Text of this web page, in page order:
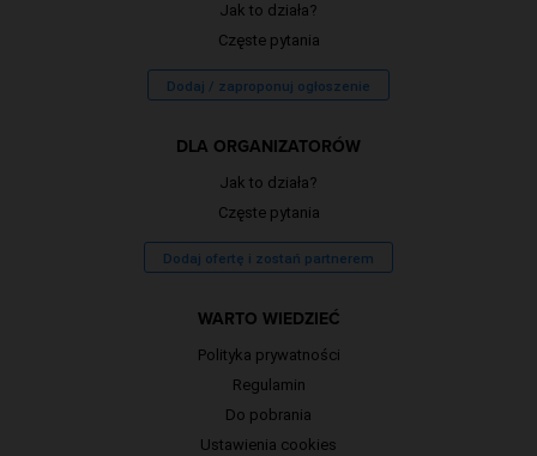
Jak to działa?
Częste pytania
Dodaj / zaproponuj ogłoszenie
DLA ORGANIZATORÓW
Jak to działa?
Częste pytania
Dodaj ofertę i zostań partnerem
WARTO WIEDZIEĆ
Polityka prywatności
Regulamin
Do pobrania
Ustawienia cookies